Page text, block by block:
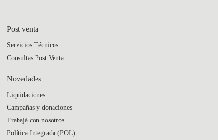
Post venta
Servicios Técnicos
Consultas Post Venta
Novedades
Liquidaciones
Campañas y donaciones
Trabajá con nosotros
Política Integrada (POL)